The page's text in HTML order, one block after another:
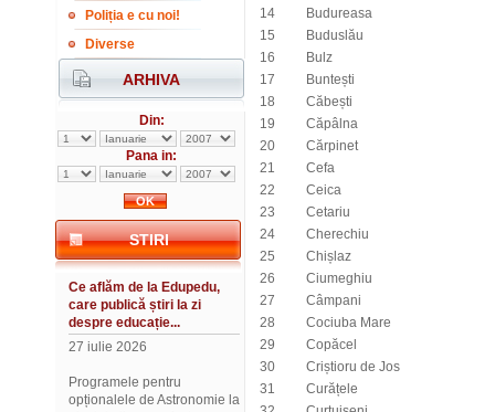
Poliția e cu noi!
Diverse
ARHIVA
Din:
Pana in:
STIRI
Ce aflăm de la Edupedu,
care publică știri la zi
despre educație...
27 iulie 2026
Programele pentru
opționalele de Astronomie la
14
Budureasa
15
Buduslău
16
Bulz
17
Buntești
18
Căbești
19
Căpâlna
20
Cărpinet
21
Cefa
22
Ceica
23
Cetariu
24
Cherechiu
25
Chișlaz
26
Ciumeghiu
27
Câmpani
28
Cociuba Mare
29
Copăcel
30
Criștioru de Jos
31
Curățele